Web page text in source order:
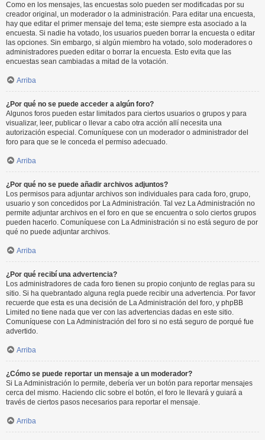
Como en los mensajes, las encuestas solo pueden ser modificadas por su
creador original, un moderador o la administración. Para editar una encuesta,
hay que editar el primer mensaje del tema; este siempre esta asociado a la
encuesta. Si nadie ha votado, los usuarios pueden borrar la encuesta o editar
las opciones. Sin embargo, si algún miembro ha votado, solo moderadores o
administradores pueden editar o borrar la encuesta. Esto evita que las
encuestas sean cambiadas a mitad de la votación.
Arriba
¿Por qué no se puede acceder a algún foro?
Algunos foros pueden estar limitados para ciertos usuarios o grupos y para
visualizar, leer, publicar o llevar a cabo otra acción allí necesita una
autorización especial. Comuníquese con un moderador o administrador del
foro para que se le conceda el permiso adecuado.
Arriba
¿Por qué no se puede añadir archivos adjuntos?
Los permisos para adjuntar archivos son individuales para cada foro, grupo,
usuario y son concedidos por La Administración. Tal vez La Administración no
permite adjuntar archivos en el foro en que se encuentra o solo ciertos grupos
pueden hacerlo. Comuníquese con La Administración si no está seguro de por
qué no puede adjuntar archivos.
Arriba
¿Por qué recibí una advertencia?
Los administradores de cada foro tienen su propio conjunto de reglas para su
sitio. Si ha quebrantado alguna regla puede recibir una advertencia. Por favor
recuerde que esta es una decisión de La Administración del foro, y phpBB
Limited no tiene nada que ver con las advertencias dadas en este sitio.
Comuníquese con La Administración del foro si no está seguro de porqué fue
advertido.
Arriba
¿Cómo se puede reportar un mensaje a un moderador?
Si La Administración lo permite, debería ver un botón para reportar mensajes
cerca del mismo. Haciendo clic sobre el botón, el foro le llevará y guiará a
través de ciertos pasos necesarios para reportar el mensaje.
Arriba